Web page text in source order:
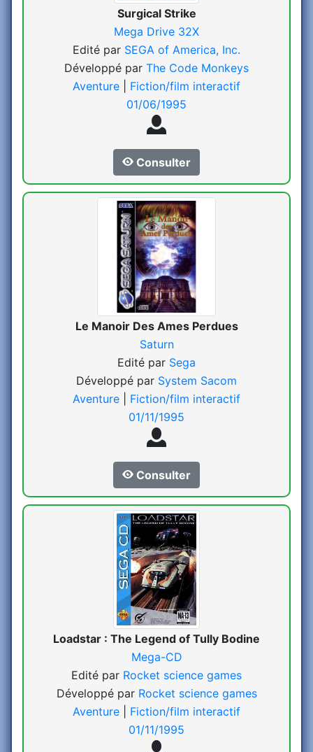
Surgical Strike
Mega Drive 32X
Edité par SEGA of America, Inc.
Développé par The Code Monkeys
Aventure
Fiction/film interactif
01/06/1995
Consulter
Le Manoir Des Ames Perdues
Saturn
Edité par Sega
Développé par System Sacom
Aventure
Fiction/film interactif
01/11/1995
Consulter
Loadstar : The Legend of Tully Bodine
Mega-CD
Edité par Rocket science games
Développé par Rocket science games
Aventure
Fiction/film interactif
01/11/1995